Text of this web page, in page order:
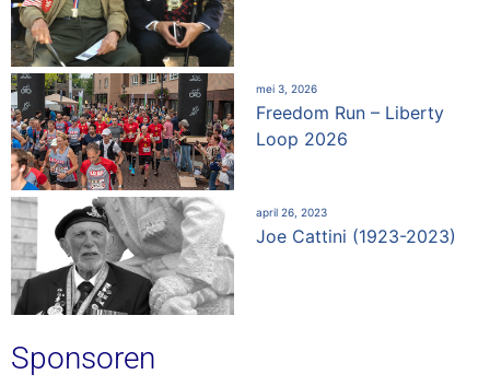
mei 3, 2026
Freedom Run – Liberty
Loop 2026
april 26, 2023
Joe Cattini (1923-2023)
Sponsoren